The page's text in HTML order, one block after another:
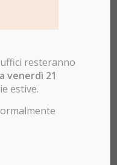
resteranno
venerdì 21
estive.